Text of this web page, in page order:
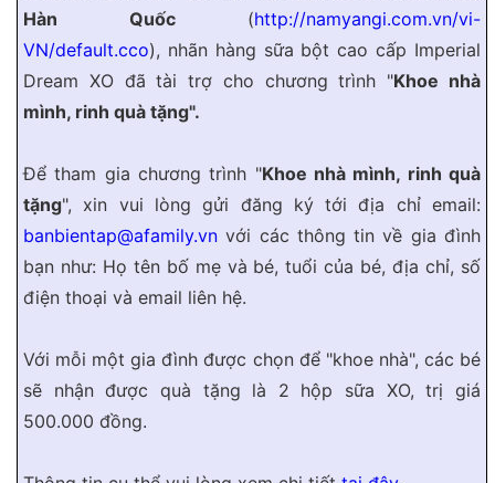
Hàn Quốc (http://namyangi.com.vn/vi-
VN/default.cco), nhãn hàng sữa bột cao cấp Imperial
Dream XO đã tài trợ cho chương trình "Khoe nhà
mình, rinh quà tặng".
Để tham gia chương trình "Khoe nhà mình, rinh quà
tặng", xin vui lòng gửi đăng ký tới địa chỉ email:
banbientap@afamily.vn với các thông tin về gia đình
bạn như: Họ tên bố mẹ và bé, tuổi của bé, địa chỉ, số
điện thoại và email liên hệ.
Với mỗi một gia đình được chọn để "khoe nhà", các bé
sẽ nhận được quà tặng là 2 hộp sữa XO, trị giá
500.000 đồng.